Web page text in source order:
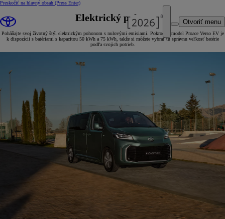
Preskočiť na hlavný obsah (Press Enter)
Otvoriť menu
Elektrický pohon
Poháňajte svoj životný štýl elektrickým pohonom s nulovými emisiami. Pokročilý model Proace Verso EV je
k dispozícii s batériami s kapacitou 50 kWh a 75 kWh, takže si môžete vybrať tú správnu veľkosť batérie
podľa svojich potrieb.